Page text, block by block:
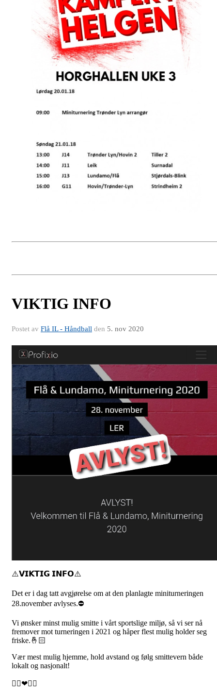
VIKTIG INFO
Postet av Flå IL - Håndball den 5. nov 2020
⚠️𝗩𝗜𝗞𝗧𝗜𝗚 𝗜𝗡𝗙𝗢⚠️
Det er i dag tatt avgjørelse om at den planlagte miniturneringen
28.november avlyses.⛔
Vi ønsker minst mulig smitte i vårt sportslige miljø, så vi ser nå
fremover mot turneringen i 2021 og håper flest mulig holder seg
friske.🤞🏻
Vær mest mulig hjemme, hold avstand og følg smittevern både
lokalt og nasjonalt!
🤾‍♂️❤🤾‍♀️